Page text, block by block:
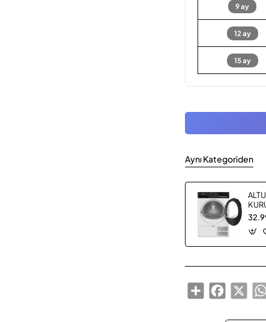
9 ay
12 ay
15 ay
Aynı Kategoriden
ShareFacebook
X